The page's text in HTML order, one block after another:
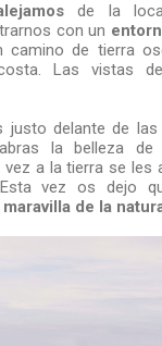
de la
con un
camino de tierra
Las vistas
justo delante de las
la belleza
vez a la tierra se les
vez os dejo
maravilla de la